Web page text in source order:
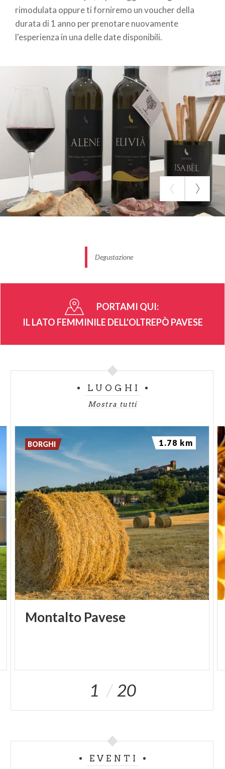
rimodulata oppure ti forniremo un voucher della
durata di 1 anno per prenotare nuovamente
l'esperienza in una delle date disponibili.
Degustazione
PORTAMI QUI:
IL LATO FEMMINILE DELL'OLTREPÒ PAVESE
LUOGHI
Mostra tutti
Montalto Pavese
BORGHI 1.78 km
1 20
EVENTI